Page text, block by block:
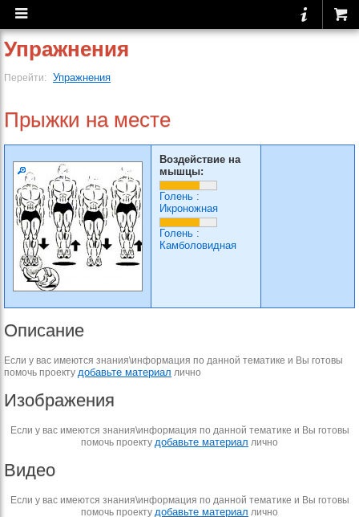
Упражнения
Перейти: Упражнения
Прыжки на месте
Воздействие на
мышцы:
Голень :
Икроножная
Голень :
Камболовидная
Описание
Если у вас имеются знания\информация по данной тематике и Вы готовы
помочь проекту добавьте материал лично
Изображения
Если у вас имеются знания\информация по данной тематике и Вы готовы
помочь проекту добавьте материал лично
Видео
Если у вас имеются знания\информация по данной тематике и Вы готовы
помочь проекту добавьте материал лично